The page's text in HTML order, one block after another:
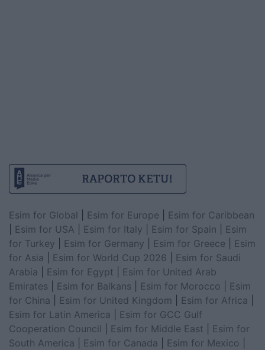
Esim for Global Esim for Europe
Esim for Caribbean
Esim for USA Esim for Italy Esim for Spain
Esim
for Turkey
Esim for Germany Esim for Greece
Esim
for Asia
Esim for World Cup 2026
Esim for Saudi
Arabia
Esim for Egypt
Esim for United Arab
Emirates
Esim for Balkans Esim for Morocco
Esim
for China
Esim for United Kingdom Esim for Africa
Esim for Latin America
Esim for GCC Gulf
Cooperation Council
Esim for Middle East
Esim for
South America
Esim for Canada Esim for Mexico